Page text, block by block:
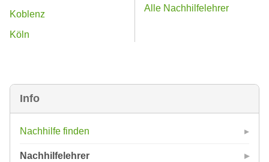
Info
Nachhilfe finden
Nachhilfelehrer
Koblenz
Köln
Alle Nachhilfelehrer